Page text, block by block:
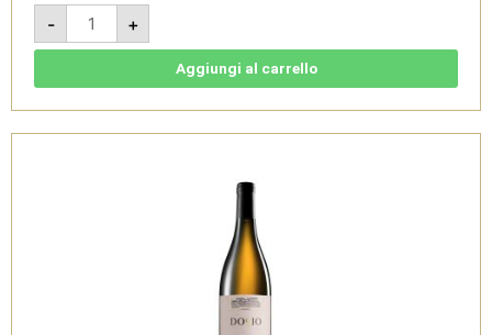
-
La
Vergine
2020
-
-
di
+
Aggiungi al carrello